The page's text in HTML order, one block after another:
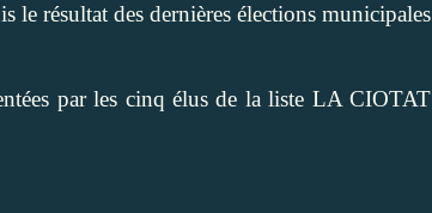
résultat des dernières élections municipales
par les cinq élus de la liste LA CIOTAT